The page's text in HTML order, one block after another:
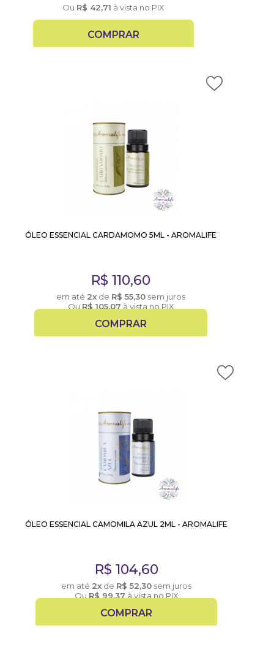
Ou R$ 42,71 à vista no PIX
COMPRAR
ÓLEO ESSENCIAL CARDAMOMO 5ML - AROMALIFE
R$ 110,60
em até 2x de R$ 55,30 sem juros
Ou R$ 105,07 à vista no PIX
COMPRAR
ÓLEO ESSENCIAL CAMOMILA AZUL 2ML - AROMALIFE
R$ 104,60
em até 2x de R$ 52,30 sem juros
Ou R$ 99,37 à vista no PIX
COMPRAR